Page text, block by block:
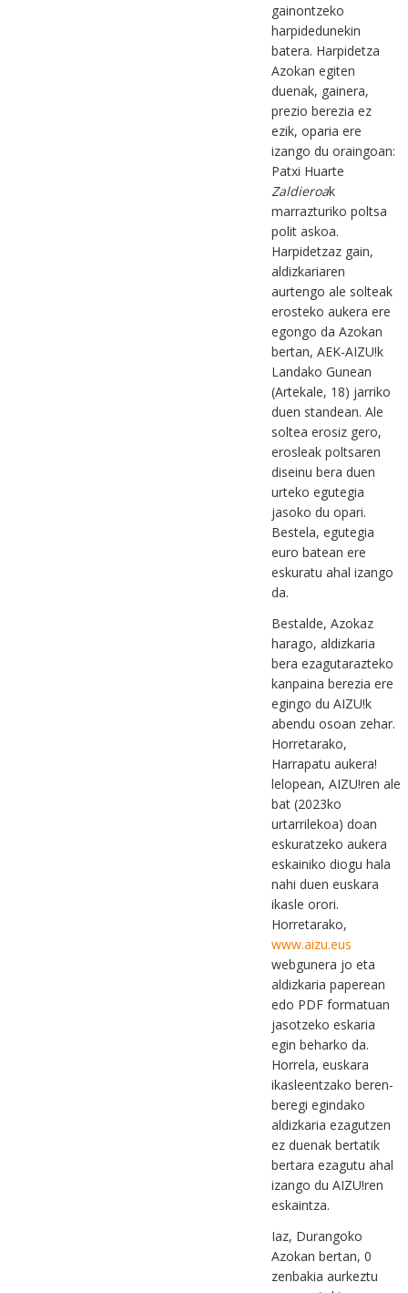
gainontzeko
harpidedunekin
batera. Harpidetza
Azokan egiten
duenak, gainera,
prezio berezia ez
ezik, oparia ere
izango du oraingoan:
Patxi Huarte
Zaldieroak
marrazturiko poltsa
polit askoa.
Harpidetzaz gain,
aldizkariaren
aurtengo ale solteak
erosteko aukera ere
egongo da Azokan
bertan, AEK-AIZU!k
Landako Gunean
(Artekale, 18) jarriko
duen standean. Ale
soltea erosiz gero,
erosleak poltsaren
diseinu bera duen
urteko egutegia
jasoko du opari.
Bestela, egutegia
euro batean ere
eskuratu ahal izango
da.
Bestalde, Azokaz
harago, aldizkaria
bera ezagutarazteko
kanpaina berezia ere
egingo du AIZU!k
abendu osoan zehar.
Horretarako,
Harrapatu aukera!
lelopean, AIZU!ren ale
bat (2023ko
urtarrilekoa) doan
eskuratzeko aukera
eskainiko diogu hala
nahi duen euskara
ikasle orori.
Horretarako,
www.aizu.eus
webgunera jo eta
aldizkaria paperean
edo PDF formatuan
jasotzeko eskaria
egin beharko da.
Horrela, euskara
ikasleentzako beren-
beregi egindako
aldizkaria ezagutzen
ez duenak bertatik
bertara ezagutu ahal
izango du AIZU!ren
eskaintza.
Iaz, Durangoko
Azokan bertan, 0
zenbakia aurkeztu